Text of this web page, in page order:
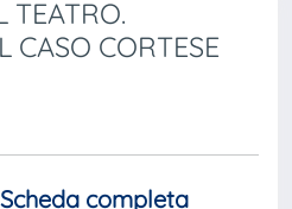
TEATRO.
CASO CORTESE
Scheda completa